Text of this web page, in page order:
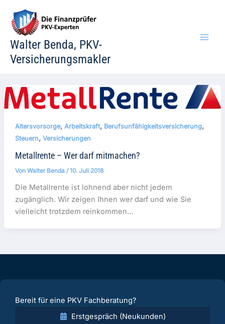
Inhalt
springen
Walter Benda, PKV-
Versicherungsmakler
Altersvorsorge, Arbeitskraft, Berufsunfähigkeitsversicherung,
Steuern, Versicherungen
Metallrente – Wer darf mitmachen?
Von Walter Benda /10. Juli 2018
Die Metallrente ist lohnend aber nicht jedem
zugänglich. Wir zeigen Ihnen wer darf und wie Sie
vielleicht trotzdem reinkommen…
Bereit für eine PKV Fachberatung?
Erstgespräch (Neukunden)